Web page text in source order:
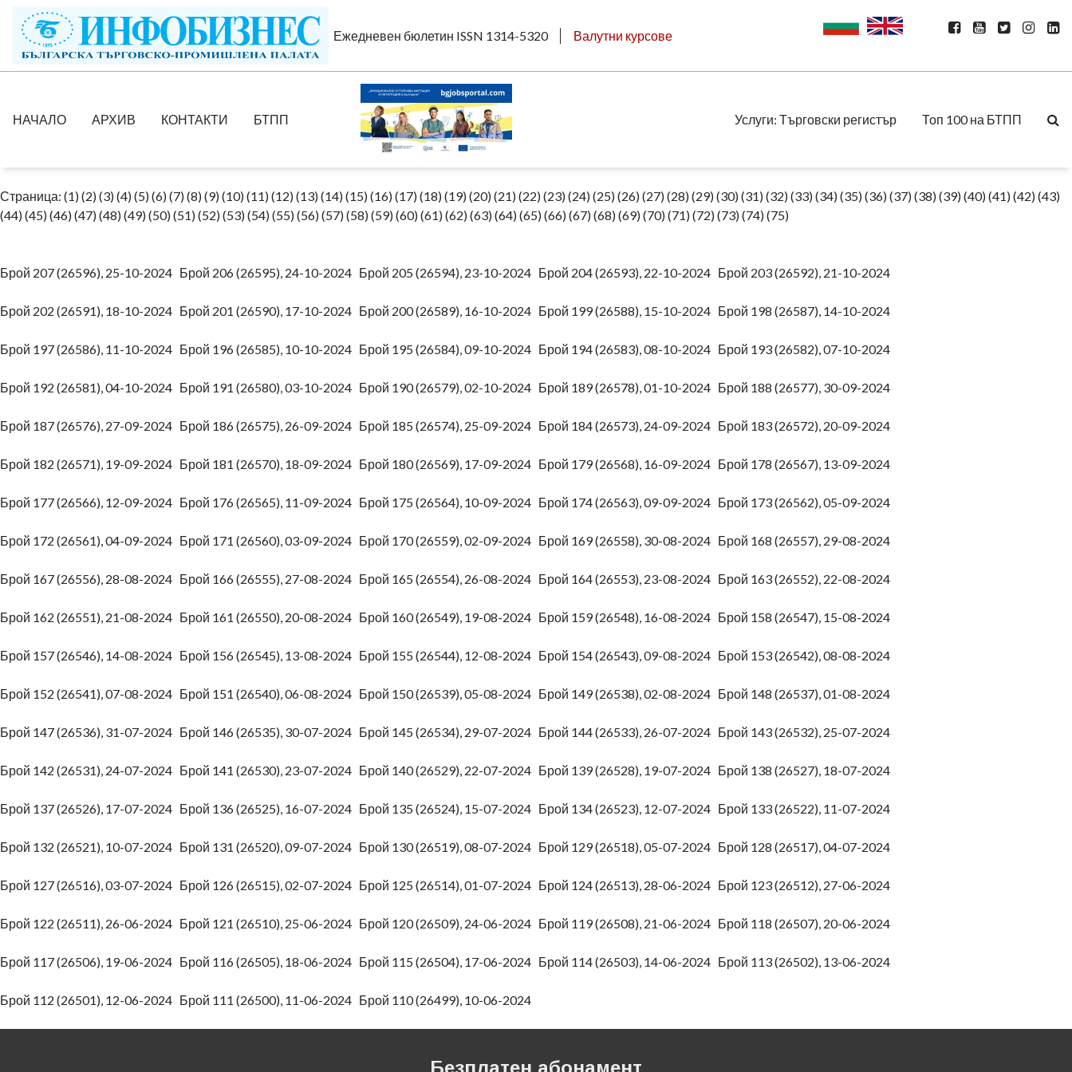
Ежедневен бюлетин ISSN 1314-5320 Валутни курсове
НАЧАЛО АРХИВ КОНТАКТИ БТПП Услуги: Търговски регистър Топ 100 на БТПП
Страница: (1) (2) (3) (4) (5) (6) (7) (8) (9) (10) (11) (12) (13) (14) (15) (16) (17) (18) (19) (20) (21) (22) (23) (24) (25) (26) (27) (28) (29) (30) (31) (32) (33) (34) (35) (36) (37) (38) (39) (40) (41) (42) (43)
(44) (45) (46) (47) (48) (49) (50) (51) (52) (53) (54) (55) (56) (57) (58) (59) (60) (61) (62) (63) (64) (65) (66) (67) (68) (69) (70) (71) (72) (73) (74) (75)
Брой 207 (26596), 25-10-2024 Брой 206 (26595), 24-10-2024 Брой 205 (26594), 23-10-2024 Брой 204 (26593), 22-10-2024 Брой 203 (26592), 21-10-2024
Брой 202 (26591), 18-10-2024 Брой 201 (26590), 17-10-2024 Брой 200 (26589), 16-10-2024 Брой 199 (26588), 15-10-2024 Брой 198 (26587), 14-10-2024
Брой 197 (26586), 11-10-2024 Брой 196 (26585), 10-10-2024 Брой 195 (26584), 09-10-2024 Брой 194 (26583), 08-10-2024 Брой 193 (26582), 07-10-2024
Брой 192 (26581), 04-10-2024 Брой 191 (26580), 03-10-2024 Брой 190 (26579), 02-10-2024 Брой 189 (26578), 01-10-2024 Брой 188 (26577), 30-09-2024
Брой 187 (26576), 27-09-2024 Брой 186 (26575), 26-09-2024 Брой 185 (26574), 25-09-2024 Брой 184 (26573), 24-09-2024 Брой 183 (26572), 20-09-2024
Брой 182 (26571), 19-09-2024 Брой 181 (26570), 18-09-2024 Брой 180 (26569), 17-09-2024 Брой 179 (26568), 16-09-2024 Брой 178 (26567), 13-09-2024
Брой 177 (26566), 12-09-2024 Брой 176 (26565), 11-09-2024 Брой 175 (26564), 10-09-2024 Брой 174 (26563), 09-09-2024 Брой 173 (26562), 05-09-2024
Брой 172 (26561), 04-09-2024 Брой 171 (26560), 03-09-2024 Брой 170 (26559), 02-09-2024 Брой 169 (26558), 30-08-2024 Брой 168 (26557), 29-08-2024
Брой 167 (26556), 28-08-2024 Брой 166 (26555), 27-08-2024 Брой 165 (26554), 26-08-2024 Брой 164 (26553), 23-08-2024 Брой 163 (26552), 22-08-2024
Брой 162 (26551), 21-08-2024 Брой 161 (26550), 20-08-2024 Брой 160 (26549), 19-08-2024 Брой 159 (26548), 16-08-2024 Брой 158 (26547), 15-08-2024
Брой 157 (26546), 14-08-2024 Брой 156 (26545), 13-08-2024 Брой 155 (26544), 12-08-2024 Брой 154 (26543), 09-08-2024 Брой 153 (26542), 08-08-2024
Брой 152 (26541), 07-08-2024 Брой 151 (26540), 06-08-2024 Брой 150 (26539), 05-08-2024 Брой 149 (26538), 02-08-2024 Брой 148 (26537), 01-08-2024
Брой 147 (26536), 31-07-2024 Брой 146 (26535), 30-07-2024 Брой 145 (26534), 29-07-2024 Брой 144 (26533), 26-07-2024 Брой 143 (26532), 25-07-2024
Брой 142 (26531), 24-07-2024 Брой 141 (26530), 23-07-2024 Брой 140 (26529), 22-07-2024 Брой 139 (26528), 19-07-2024 Брой 138 (26527), 18-07-2024
Брой 137 (26526), 17-07-2024 Брой 136 (26525), 16-07-2024 Брой 135 (26524), 15-07-2024 Брой 134 (26523), 12-07-2024 Брой 133 (26522), 11-07-2024
Брой 132 (26521), 10-07-2024 Брой 131 (26520), 09-07-2024 Брой 130 (26519), 08-07-2024 Брой 129 (26518), 05-07-2024 Брой 128 (26517), 04-07-2024
Брой 127 (26516), 03-07-2024 Брой 126 (26515), 02-07-2024 Брой 125 (26514), 01-07-2024 Брой 124 (26513), 28-06-2024 Брой 123 (26512), 27-06-2024
Брой 122 (26511), 26-06-2024 Брой 121 (26510), 25-06-2024 Брой 120 (26509), 24-06-2024 Брой 119 (26508), 21-06-2024 Брой 118 (26507), 20-06-2024
Брой 117 (26506), 19-06-2024 Брой 116 (26505), 18-06-2024 Брой 115 (26504), 17-06-2024 Брой 114 (26503), 14-06-2024 Брой 113 (26502), 13-06-2024
Брой 112 (26501), 12-06-2024 Брой 111 (26500), 11-06-2024 Брой 110 (26499), 10-06-2024
Безплатен абонамент